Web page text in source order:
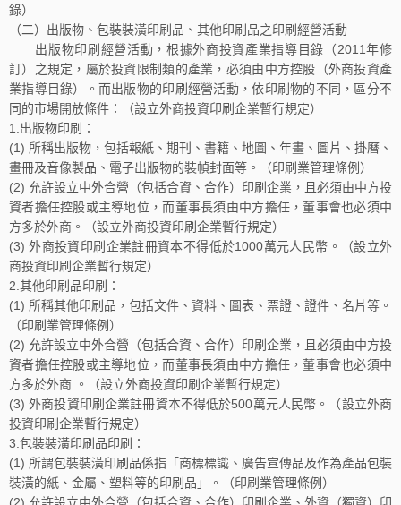
錄）
（二）出版物、包裝裝潢印刷品、其他印刷品之印刷經營活動
出版物印刷經營活動，根據外商投資產業指導目錄（2011年修
訂）之規定，屬於投資限制類的產業，必須由中方控股（外商投資產
業指導目錄）。而出版物的印刷經營活動，依印刷物的不同，區分不
同的市場開放條件：（設立外商投資印刷企業暫行規定）
1.出版物印刷：
(1) 所稱出版物，包括報紙、期刊、書籍、地圖、年畫、圖片、掛曆、
畫冊及音像製品、電子出版物的裝幀封面等。（印刷業管理條例）
(2) 允許設立中外合營（包括合資、合作）印刷企業，且必須由中方投
資者擔任控股或主導地位，而董事長須由中方擔任，董事會也必須中
方多於外商。（設立外商投資印刷企業暫行規定）
(3) 外商投資印刷企業註冊資本不得低於1000萬元人民幣。（設立外
商投資印刷企業暫行規定）
2.其他印刷品印刷：
(1) 所稱其他印刷品，包括文件、資料、圖表、票證、證件、名片等。
（印刷業管理條例）
(2) 允許設立中外合營（包括合資、合作）印刷企業，且必須由中方投
資者擔任控股或主導地位，而董事長須由中方擔任，董事會也必須中
方多於外商 。（設立外商投資印刷企業暫行規定）
(3) 外商投資印刷企業註冊資本不得低於500萬元人民幣。（設立外商
投資印刷企業暫行規定）
3.包裝裝潢印刷品印刷：
(1) 所謂包裝裝潢印刷品係指「商標標識、廣告宣傳品及作為產品包裝
裝潢的紙、金屬、塑料等的印刷品」。（印刷業管理條例）